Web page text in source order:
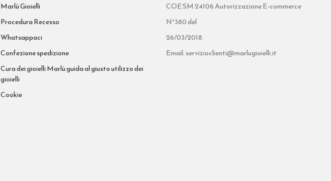
Marlù Gioielli
Procedura Recesso
Whatsappaci
Confezione spedizione
Cura dei gioielli Marlù guida al giusto utilizzo dei
gioielli
Cookie
COE SM 24106 Autorizzazione E-commerce
N°380 del
26/03/2018
Email: servizioclienti@marlugioielli.it